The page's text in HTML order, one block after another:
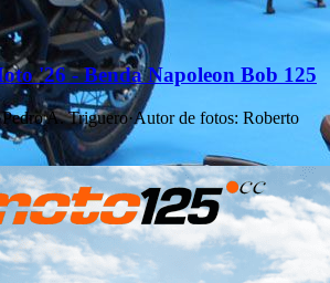
'26 - Benda Napoleon Bob 125
Pedro A. Triguero·Autor de fotos: Roberto